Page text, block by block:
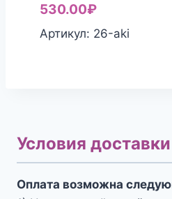
530.00₽
Артикул: 26-aki
Условия
Оплата возможна